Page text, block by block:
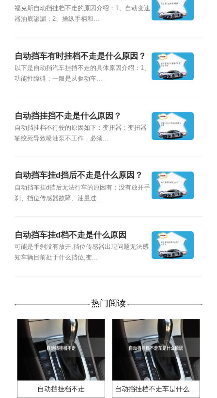
福克斯自动挡挂档不走的原因介绍：1、自动变速
器油底渗漏；2、操纵手柄和...
自动挡车有时挂档不走是什么原因？
以下是自动挡汽车挂挡不走的具体原因介绍：1、
功能性障碍：一般是从驱动车...
自动挡挂挡不走是什么原因？
自动挡挂档不行驶的原因如下：变扭器：变扭器
轴绞死导致喷油泵不工作，必须...
自动挡车挂d挡后不走是什么原因？
自动挡车挂d挡后无法行车的原因有：没有放开手
刹、挡位传感器故障、油量过...
自动挡车挂d档不走是什么原因
可能是手刹没有放开,挡位传感器出现问题无法感
知车辆目前处于什么挡位,变...
热门阅读
自动挡挂档不走